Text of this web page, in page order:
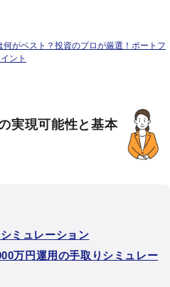
がベスト？投資のプロが厳選！ポートフ
ント
実現可能性と基本
ミュレーション
万円運用の手取りシミュレー